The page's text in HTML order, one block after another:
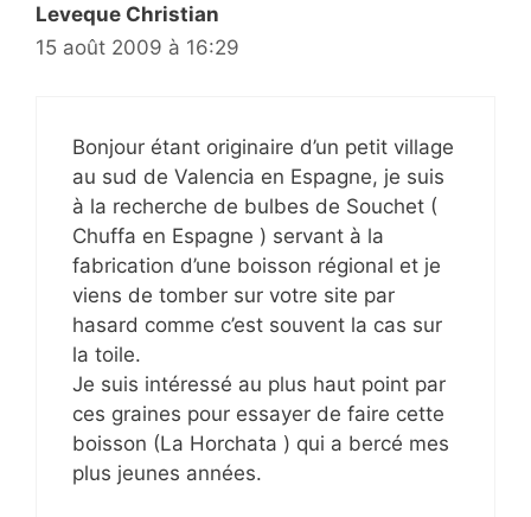
Leveque Christian
15 août 2009 à 16:29
Bonjour étant originaire d’un petit village
au sud de Valencia en Espagne, je suis
à la recherche de bulbes de Souchet (
Chuffa en Espagne ) servant à la
fabrication d’une boisson régional et je
viens de tomber sur votre site par
hasard comme c’est souvent la cas sur
la toile.
Je suis intéressé au plus haut point par
ces graines pour essayer de faire cette
boisson (La Horchata ) qui a bercé mes
plus jeunes années.